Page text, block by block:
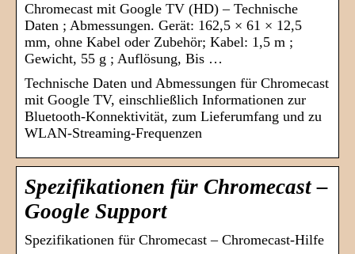
Chromecast mit Google TV (HD) – Technische
Daten ; Abmessungen. Gerät: 162,5 × 61 × 12,5
mm, ohne Kabel oder Zubehör; Kabel: 1,5 m ;
Gewicht, 55 g ; Auflösung, Bis …
Technische Daten und Abmessungen für Chromecast
mit Google TV, einschließlich Informationen zur
Bluetooth-Konnektivität, zum Lieferumfang und zu
WLAN-Streaming-Frequenzen
Spezifikationen für Chromecast –
Google Support
Spezifikationen für Chromecast – Chromecast-Hilfe